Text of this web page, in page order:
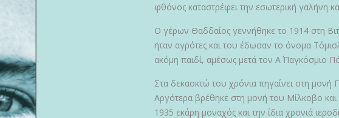
φθόνος καταστρέφει την εσωτερική γαλήνη
Ο γέρων Θαδδαίος γεννήθηκε το 1914 στη
ήταν αγρότες και του έδωσαν το όνομα
ακόμη παιδί, αμέσως μετά τον Α΄ Παγκόσμιο
Στα δεκαοκτώ του χρόνια πηγαίνει στη μονή
Αργότερα βρέθηκε στη μονή του Μίλκοβο
1935 εκάρη μοναχός και την ίδια χρονιά